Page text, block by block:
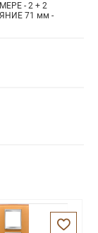
- 2 + 2
71 мм -